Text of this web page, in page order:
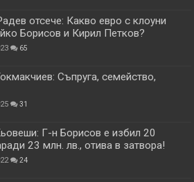
отсече: Какво евро с клоуни
Борисов и Кирил Петков?
65
Съпруга, семейство,
31
Г-н Борисов е избил 20
23 млн. лв., отива в затвора!
24